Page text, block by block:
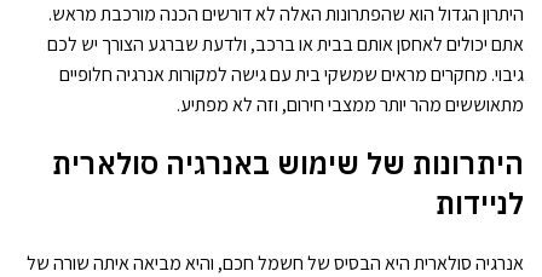
היתרון הגדול הוא שהפתרונות האלה לא דורשים הכנה מורכבת מראש.
אתם יכולים לאחסן אותם בבית או ברכב, ולדעת שברגע הצורך יש לכם
גיבוי. מחקרים מראים שמשקי בית עם גישה למקורות אנרגיה חלופיים
מתאוששים מהר יותר ממצבי חירום, וזה לא מפתיע.
היתרונות של שימוש באנרגיה סולארית
לניידות
אנרגיה סולארית היא הבסיס של חשמל חכם, והיא מביאה איתה שורה של